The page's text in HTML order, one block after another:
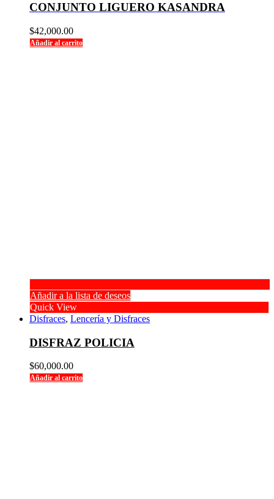
CONJUNTO LIGUERO KASANDRA
$42,000.00
Añadir al carrito
Añadir a la lista de deseos
Quick View
Disfraces, Lencería y Disfraces
DISFRAZ POLICIA
$60,000.00
Añadir al carrito